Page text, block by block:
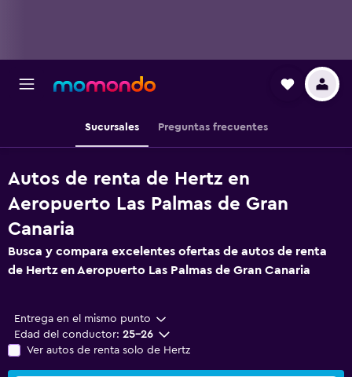
Sucursales Preguntas frecuentes
Autos de renta de Hertz en
Aeropuerto Las Palmas de Gran
Canaria
Busca y compara excelentes ofertas de autos de renta
de Hertz en Aeropuerto Las Palmas de Gran Canaria
Entrega en el mismo punto
Edad del conductor: 25-26
Ver autos de renta solo de Hertz